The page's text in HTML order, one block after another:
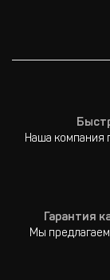
Наша компания
Гарантия
Мы